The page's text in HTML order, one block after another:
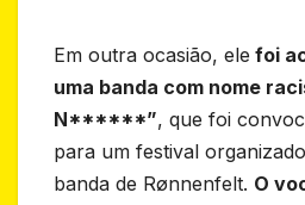
Em outra ocasião, ele foi
uma banda com nome
N******”, que foi
para um festival
banda de Rønnenfelt. O